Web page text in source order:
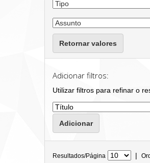
Retornar valores
Adicionar filtros:
Utilizar filtros para refinar o
Resultados/Página |